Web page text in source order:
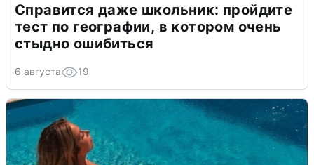
Справится даже школьник: пройдите
тест по географии, в котором очень
стыдно ошибиться
6 августа 19